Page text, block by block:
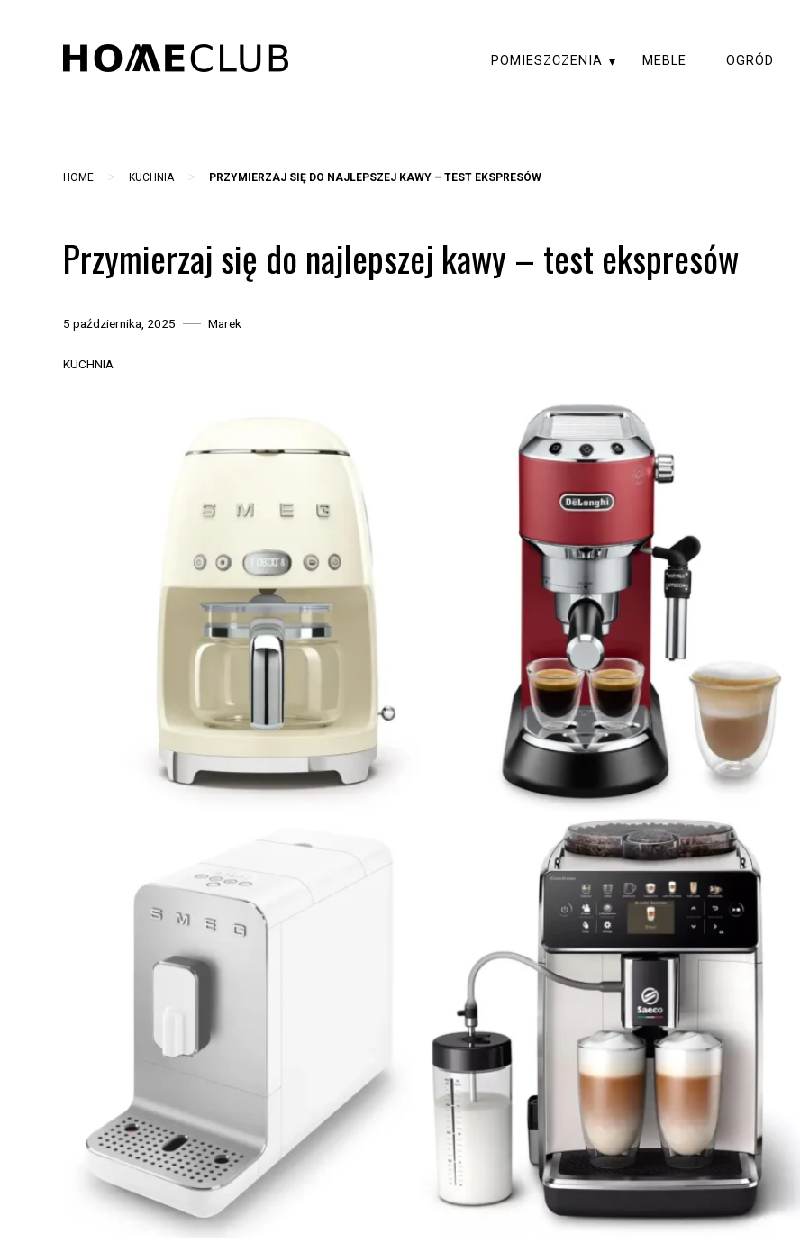
POMIESZCZENIA MEBLE OGRÓD
HOME > KUCHNIA > PRZYMIERZAJ SIĘ DO NAJLEPSZEJ KAWY – TEST EKSPRESÓW
Przymierzaj się do najlepszej kawy – test ekspresów
5 października, 2025 Marek
KUCHNIA